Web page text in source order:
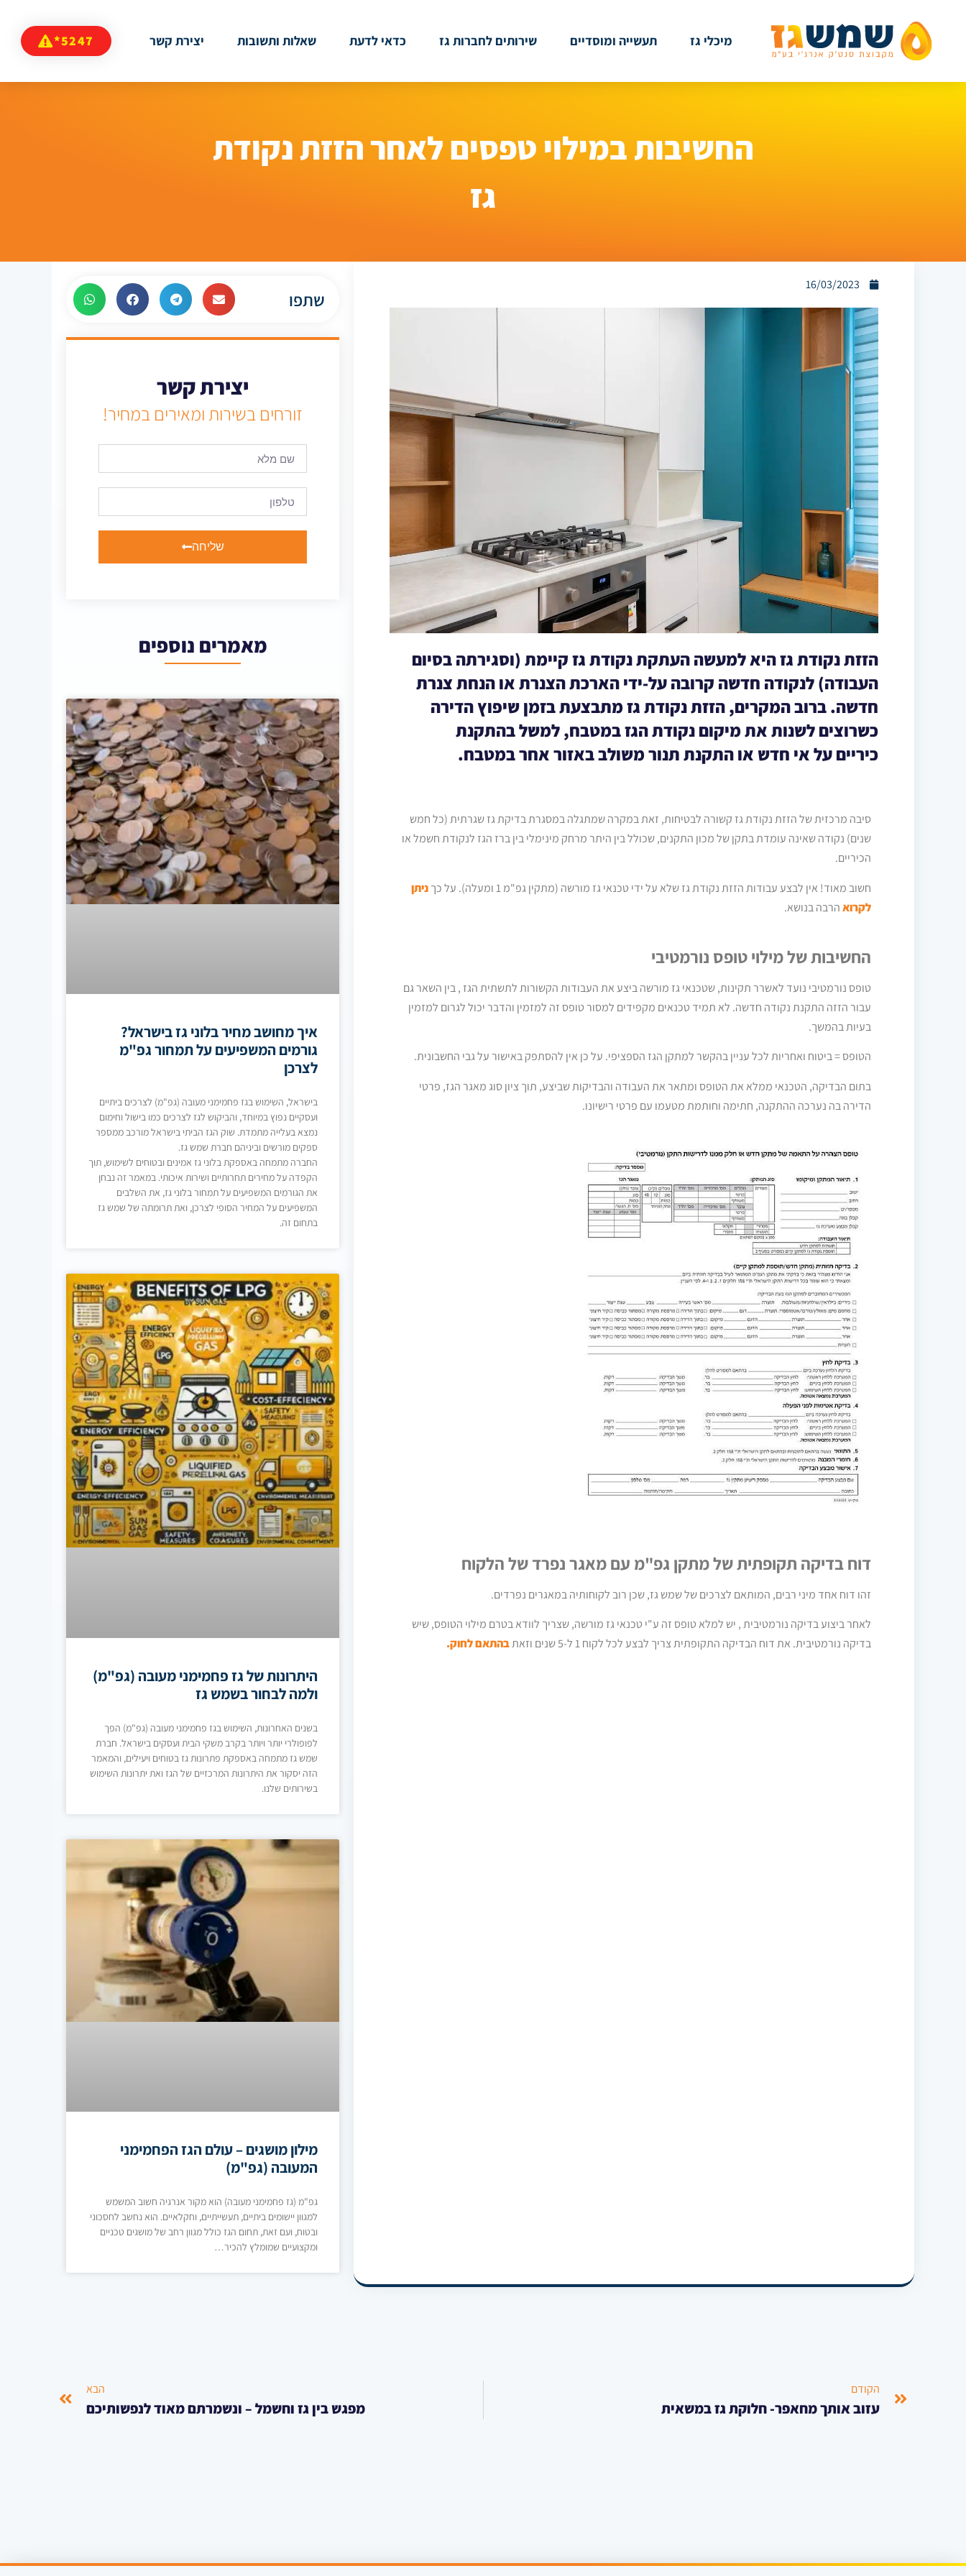
מיכלי גז תעשייה ומוסדיים שירותים לחברות גז כדאי לדעת שאלות ותשובות יצירת קשר 5247*
החשיבות במילוי טפסים לאחר הזזת נקודת
גז
16/03/2023
הזזת נקודת גז היא למעשה העתקת נקודת גז קיימת (וסגירתה בסיום
העבודה) לנקודה חדשה קרובה על-ידי הארכת הצנרת או הנחת צנרת
חדשה. ברוב המקרים, הזזת נקודת גז מתבצעת בזמן שיפוץ הדירה
כשרוצים לשנות את מיקום נקודת הגז במטבח, למשל בהתקנת
כיריים על אי חדש או התקנת תנור משולב באזור אחר במטבח.
סיבה מרכזית של הזזת נקודת גז קשורה לבטיחות, זאת במקרה שמתגלה במסגרת בדיקת גז שגרתית (כל חמש
שנים) נקודה שאינה עומדת בתקן של מכון התקנים, שכולל בין היתר מרחק מינימלי בין ברז הגז לנקודת חשמל או
הכיריים.
חשוב מאוד! אין לבצע עבודות הזזת נקודת גז שלא על ידי טכנאי גז מורשה (מתקין גפ"מ 1 ומעלה). על כך
ניתן
לקרואהרבה בנושא.
החשיבות של מילוי טופס נורמטיבי
טופס נורמטיבי נועד לאשרר תקינות, שטכנאי גז מורשה ביצע את העבודות הקשורות לתשתית הגז , בין השאר גם
עבור הזזה התקנת נקודה חדשה. לא תמיד טכנאים מקפידים למסור טופס זה למזמין והדבר יכול לגרום למזמין
בעיות בהמשך.
הטופס = ביטוח ואחריות לכל עניין בהקשר למתקן הגז הספציפי. על כן אין להסתפק באישור על גבי החשבונית.
בתום הבדיקה, הטכנאי ממלא את הטופס ומתאר את העבודה והבדיקות שביצע, תוך ציון סוג מאגר הגז, פרטי
הדירה בה נערכה ההתקנה, חתימה וחותמת מטעמו עם פרטי רישיונו.
דוח בדיקה תקופתית של מתקן גפ"מ עם מאגר נפרד של הלקוח
זהו דוח אחד מיני רבים, המותאם לצרכים של שמש גז, שכן רוב לקוחותיה במאגרים נפרדים.
לאחר ביצוע בדיקה נורמטיבית , יש למלא טופס זה ע"י טכנאי גז מורשה, שצריך לוודא בטרם מילוי הטופס, שיש
בדיקה נורמטיבית. את דוח הבדיקה התקופתית צריך לבצע לכל לקוח 1 ל-5 שנים וזאת
בהתאם לחוק.
שתפו
יצירת קשר
זורחים בשירות ומאירים במחיר!
שליחה
מאמרים נוספים
איך מחושב מחיר בלוני גז בישראל?
גורמים המשפיעים על תמחור גפ"מ
לצרכן
בישראל, השימוש בגז פחמימני מעובה (גפ"מ) לצרכים ביתיים
ועסקיים נפוץ במיוחד, והביקוש לגז לצרכים כמו בישול וחימום
נמצא בעלייה מתמדת. שוק הגז הביתי בישראל מורכב ממספר
ספקים מורשים וביניהם חברת שמש גז.
החברה מתמחה באספקת בלוני גז אמינים ובטוחים לשימוש, תוך
הקפדה על מחירים תחרותיים ושירות איכותי. במאמר זה נבחן
את הגורמים המשפיעים על תמחור בלוני גז, את השלבים
המשפיעים על המחיר הסופי לצרכן, ואת תרומתה של שמש גז
בתחום זה.
היתרונות של גז פחמימני מעובה (גפ"מ)
ולמה לבחור בשמש גז
בשנים האחרונות, השימוש בגז פחמימני מעובה (גפ"מ) הפך
לפופולרי יותר ויותר בקרב משקי הבית ועסקים בישראל. חברת
שמש גז מתמחה באספקת פתרונות גז בטוחים ויעילים, והמאמר
הזה יסקור את היתרונות המרכזיים של הגז ואת יתרונות השימוש
בשירותים שלנו.
מילון מושגים – עולם הגז הפחמימני
המעובה (גפ"מ)
גפ"מ (גז פחמימני מעובה) הוא מקור אנרגיה חשוב המשמש
למגוון יישומים ביתיים, תעשייתיים, וחקלאיים. הוא נחשב לחסכוני
ובטוח, ועם זאת, תחום הגז כולל מגוון רחב של מושגים טכניים
ומקצועיים שמומלץ להכיר…
הקודם
עזוב אותך מחאפר- חלוקת גז במשאית
הבא
מפגש בין גז וחשמל – ונשמרתם מאוד לנפשותיכם